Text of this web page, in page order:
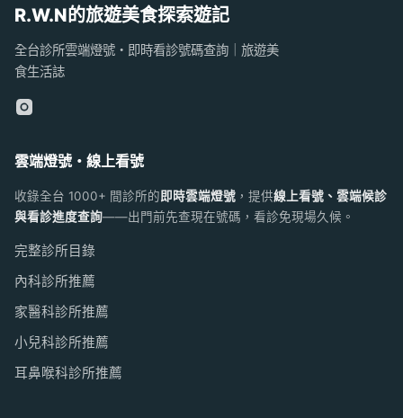
R.W.N的旅遊美食探索遊記
全台診所雲端燈號・即時看診號碼查詢｜旅遊美
食生活誌
雲端燈號・線上看號
收錄全台 1000+ 間診所的 即時雲端燈號 ，提供線上看號、雲端候診
與看診進度查詢——出門前先查現在號碼，看診免現場久候。
完整診所目錄
內科診所推薦
家醫科診所推薦
小兒科診所推薦
耳鼻喉科診所推薦